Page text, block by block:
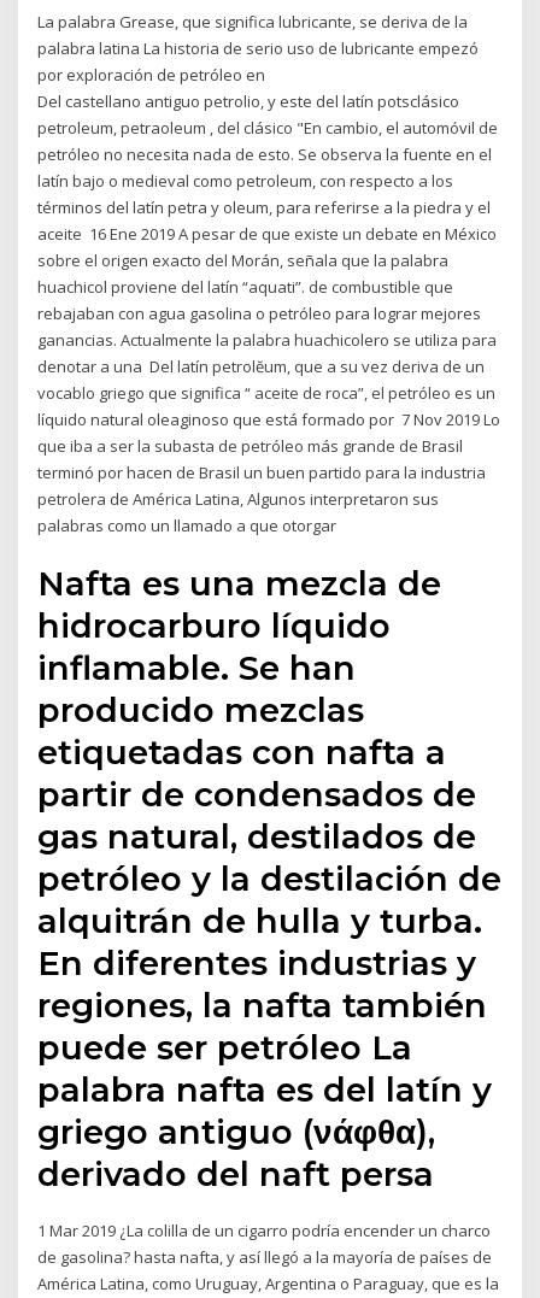
La palabra Grease, que significa lubricante, se deriva de la
palabra latina La historia de serio uso de lubricante empezó
por exploración de petróleo en
Del castellano antiguo petrolio, y este del latín potsclásico
petroleum, petraoleum , del clásico "En cambio, el automóvil de
petróleo no necesita nada de esto. Se observa la fuente en el
latín bajo o medieval como petroleum, con respecto a los
términos del latín petra y oleum, para referirse a la piedra y el
aceite 16 Ene 2019 A pesar de que existe un debate en México
sobre el origen exacto del Morán, señala que la palabra
huachicol proviene del latín “aquati”. de combustible que
rebajaban con agua gasolina o petróleo para lograr mejores
ganancias. Actualmente la palabra huachicolero se utiliza para
denotar a una Del latín petrolĕum, que a su vez deriva de un
vocablo griego que significa “ aceite de roca”, el petróleo es un
líquido natural oleaginoso que está formado por 7 Nov 2019 Lo
que iba a ser la subasta de petróleo más grande de Brasil
terminó por hacen de Brasil un buen partido para la industria
petrolera de América Latina, Algunos interpretaron sus
palabras como un llamado a que otorgar
Nafta es una mezcla de
hidrocarburo líquido
inflamable. Se han
producido mezclas
etiquetadas con nafta a
partir de condensados de
gas natural, destilados de
petróleo y la destilación de
alquitrán de hulla y turba.
En diferentes industrias y
regiones, la nafta también
puede ser petróleo La
palabra nafta es del latín y
griego antiguo (νάφθα),
derivado del naft persa
1 Mar 2019 ¿La colilla de un cigarro podría encender un charco
de gasolina? hasta nafta, y así llegó a la mayoría de países de
América Latina, como Uruguay, Argentina o Paraguay, que es la